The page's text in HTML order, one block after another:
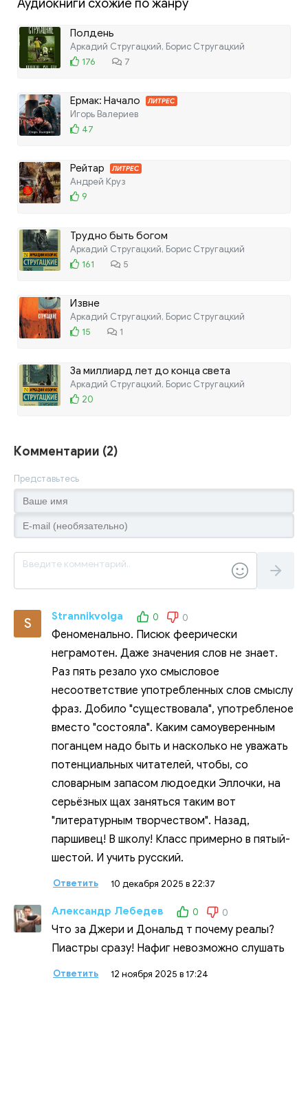
Аудиокниги схожие по жанру
Полдень
Аркадий Стругацкий, Борис Стругацкий
176
7
Ермак: Начало ЛИТРЕС
Игорь Валериев
47
Рейтар ЛИТРЕС
Андрей Круз
9
Трудно быть богом
Аркадий Стругацкий, Борис Стругацкий
161
5
Извне
Аркадий Стругацкий, Борис Стругацкий
15
1
За миллиард лет до конца света
Аркадий Стругацкий, Борис Стругацкий
20
Комментарии (2)
Представьтесь
S Strannikvolga 0 0
Феноменально. Писюк феерически
неграмотен. Даже значения слов не знает.
Раз пять резало ухо смысловое
несоответствие употребленных слов смыслу
фраз. Добило "существовала", употребленое
вместо "состояла". Каким самоуверенным
поганцем надо быть и насколько не уважать
потенциальных читателей, чтобы, со
словарным запасом людоедки Эллочки, на
серьёзных щах заняться таким вот
"литературным творчеством". Назад,
паршивец! В школу! Класс примерно в пятый-
шестой. И учить русский.
Ответить 10 декабря 2025 в 22:37
Александр Лебедев 0 0
Что за Джери и Дональд т почему реалы?
Пиастры сразу! Нафиг невозможно слушать
Ответить 12 ноября 2025 в 17:24